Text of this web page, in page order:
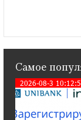
Самое
2026-08-3